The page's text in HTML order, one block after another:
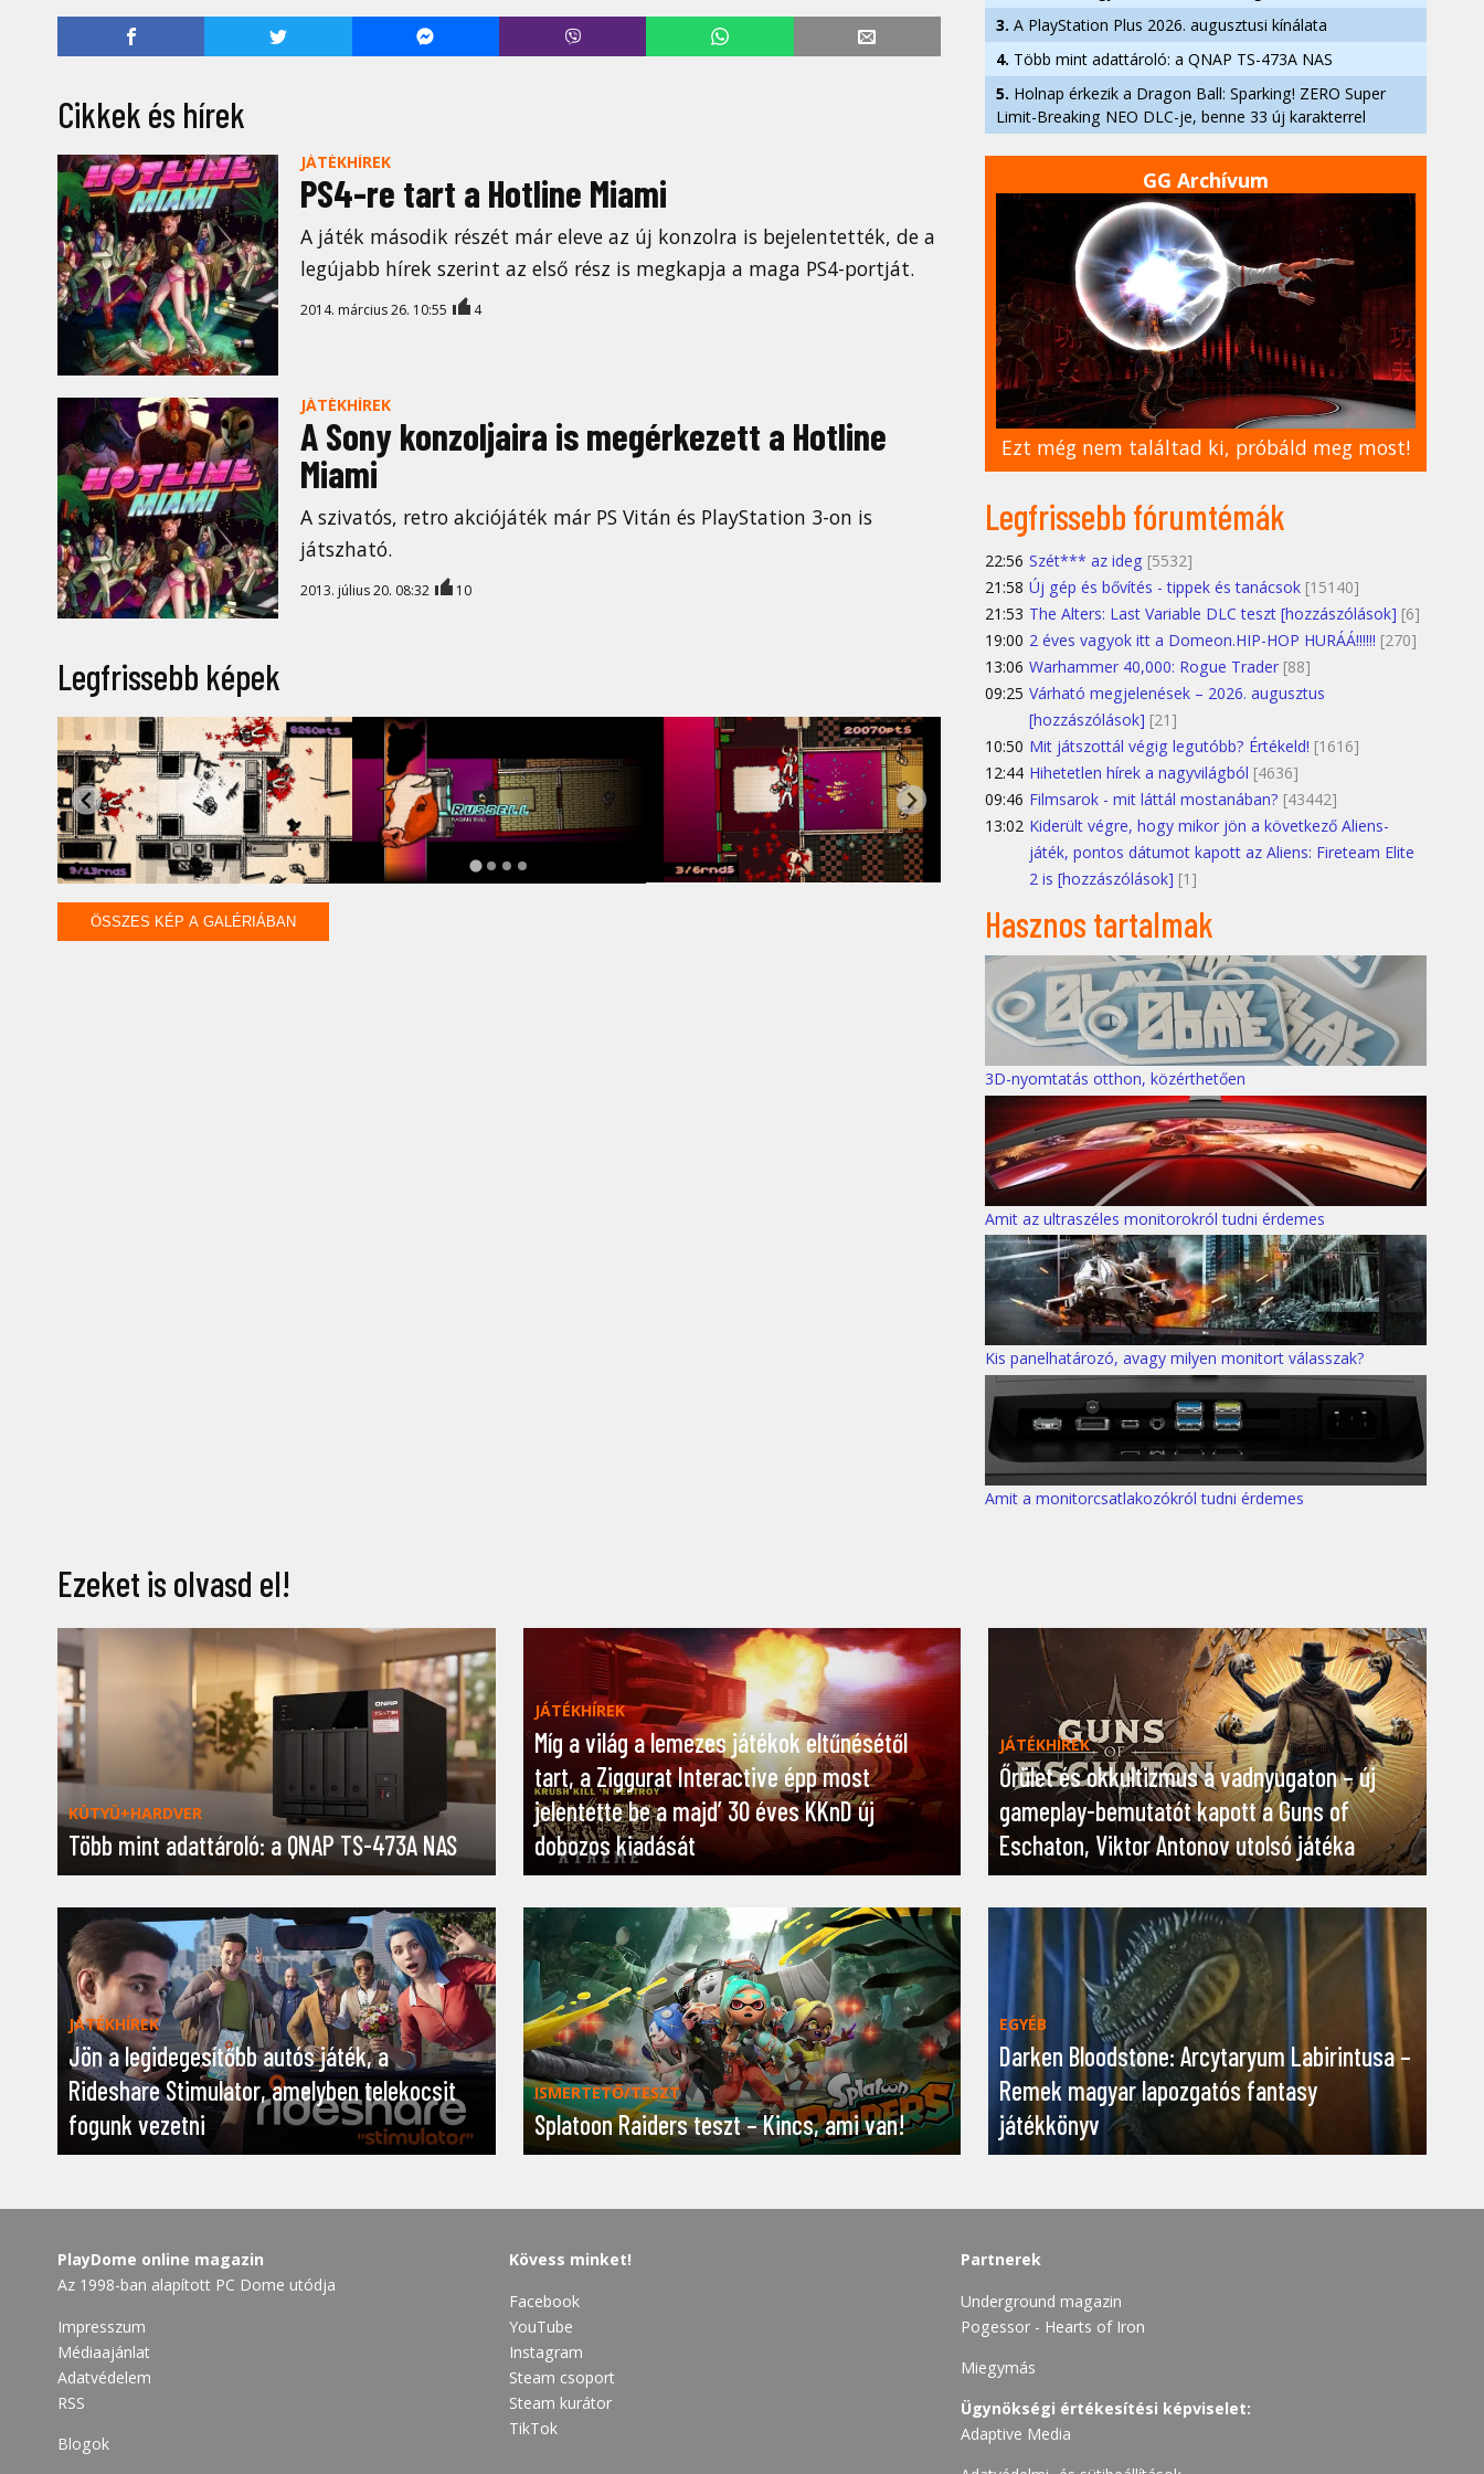
Cikkek és hírek
JÁTÉKHÍREK
PS4-re tart a Hotline Miami
A játék második részét már eleve az új konzolra is bejelentették, de a
legújabb hírek szerint az első rész is megkapja a maga PS4-portját.
2014. március 26. 10:55 4
JÁTÉKHÍREK
A Sony konzoljaira is megérkezett a Hotline
Miami
A szivatós, retro akciójáték már PS Vitán és PlayStation 3-on is
játszható.
2013. július 20. 08:32 10
Legfrissebb képek
ÖSSZES KÉP A GALÉRIÁBAN
3. A PlayStation Plus 2026. augusztusi kínálata
4. Több mint adattároló: a QNAP TS-473A NAS
5. Holnap érkezik a Dragon Ball: Sparking! ZERO Super
Limit-Breaking NEO DLC-je, benne 33 új karakterrel
GG Archívum
Ezt még nem találtad ki, próbáld meg most!
Legfrissebb fórumtémák
22:56 Szét*** az ideg [5532]
21:58 Új gép és bővítés - tippek és tanácsok [15140]
21:53 The Alters: Last Variable DLC teszt [hozzászólások] [6]
19:00 2 éves vagyok itt a Domeon.HIP-HOP HURÁÁ!!!!!! [270]
13:06 Warhammer 40,000: Rogue Trader [88]
09:25 Várható megjelenések – 2026. augusztus
[hozzászólások] [21]
10:50 Mit játszottál végig legutóbb? Értékeld! [1616]
12:44 Hihetetlen hírek a nagyvilágból [4636]
09:46 Filmsarok - mit láttál mostanában? [43442]
13:02 Kiderült végre, hogy mikor jön a következő Aliens-
játék, pontos dátumot kapott az Aliens: Fireteam Elite
2 is [hozzászólások] [1]
Hasznos tartalmak
3D-nyomtatás otthon, közérthetően
Amit az ultraszéles monitorokról tudni érdemes
Kis panelhatározó, avagy milyen monitort válasszak?
Amit a monitorcsatlakozókról tudni érdemes
Ezeket is olvasd el!
KÜTYÜ+HARDVER
Több mint adattároló: a QNAP TS-473A NAS
JÁTÉKHÍREK
Míg a világ a lemezes játékok eltűnésétől
tart, a Ziggurat Interactive épp most
jelentette be a majd’ 30 éves KKnD új
dobozos kiadását
JÁTÉKHÍREK
Őrület és okkultizmus a vadnyugaton – új
gameplay-bemutatót kapott a Guns of
Eschaton, Viktor Antonov utolsó játéka
JÁTÉKHÍREK
Jön a legidegesítőbb autós játék, a
Rideshare Stimulator, amelyben telekocsit
fogunk vezetni
ISMERTETŐ/TESZT
Splatoon Raiders teszt – Kincs, ami van!
EGYÉB
Darken Bloodstone: Arcytaryum Labirintusa –
Remek magyar lapozgatós fantasy
játékkönyv
PlayDome online magazin
Az 1998-ban alapított PC Dome utódja
Impresszum
Médiaajánlat
Adatvédelem
RSS
Blogok
Kövess minket!
Facebook
YouTube
Instagram
Steam csoport
Steam kurátor
TikTok
Partnerek
Underground magazin
Pogessor - Hearts of Iron
Miegymás
Ügynökségi értékesítési képviselet:
Adaptive Media